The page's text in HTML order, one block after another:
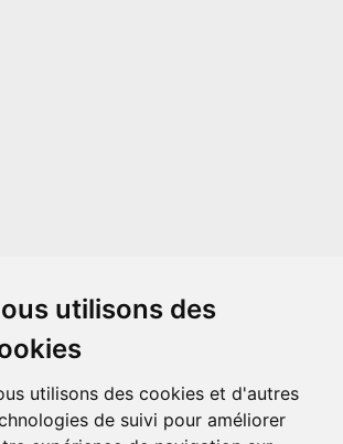
utilisons des
utilisons des cookies et d'autres
de suivi pour améliorer
© &
:MonsieurPaul
indépendant et n'est en aucun cas lié de